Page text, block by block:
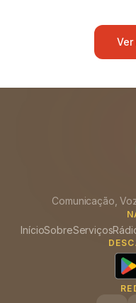
Comunicação,
InícioSobreServiços